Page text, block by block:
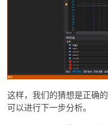
这样，我们的猜想是正确
可以进行下一步分析。